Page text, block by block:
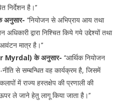
है।’’
अनुसार- ‘‘नियोजन से अभिप्राय आय तथा
द्वारा निश्चित किये गये उद्देश्यों तथा
मात्र है।’’
Myrdal) के अनुसार- ‘‘आर्थिक नियोजन
नीति से सम्बन्धित वह कार्यक्रम है, जिसमें
में राज्य हस्तक्षेप की प्रणाली की
ले जाने हेतु लागू किया जाता है।’’